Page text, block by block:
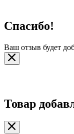
Спасибо!
Ваш отзыв будет
Товар